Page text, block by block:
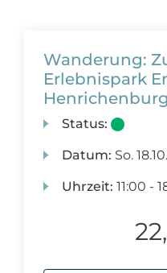
Wanderung:
Erlebnispark
Henrichenburg
Status:
Datum: So.
Uhrzeit: 11:00 -